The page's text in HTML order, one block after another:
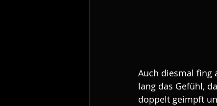
Auch diesmal fing
lang das Gefühl,
doppelt geimpft